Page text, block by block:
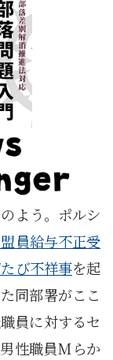
よう。ポルシ
員給与不正受
び不祥事を起
同部署がここ
員に対するセ
性職員Mらか